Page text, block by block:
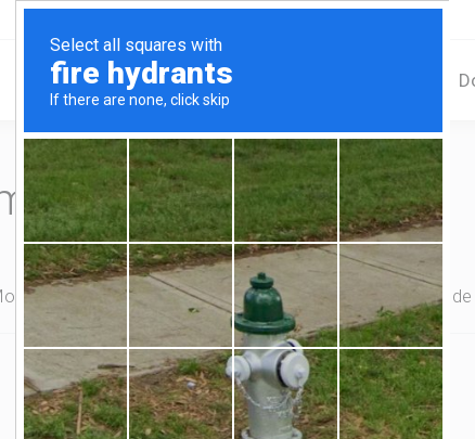
seu pedido
Backup Banco de Dados Sistema